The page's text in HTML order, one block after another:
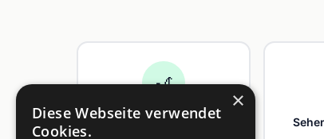
🎢
Freizeit
×
Diese Webseite verwendet
Cookies.